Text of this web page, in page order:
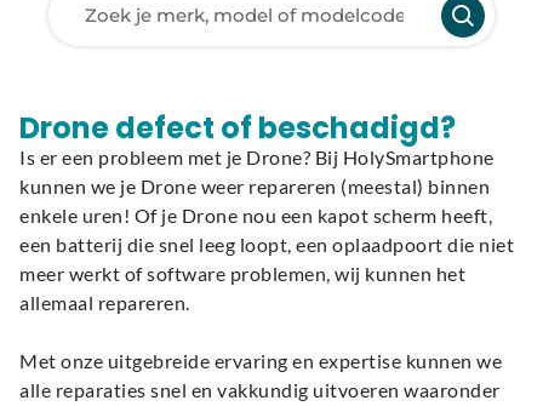
Drone defect of beschadigd?
Is er een probleem met je Drone? Bij HolySmartphone
kunnen we je Drone weer repareren (meestal) binnen
enkele uren! Of je Drone nou een kapot scherm heeft,
een batterij die snel leeg loopt, een oplaadpoort die niet
meer werkt of software problemen, wij kunnen het
allemaal repareren.
Met onze uitgebreide ervaring en expertise kunnen we
alle reparaties snel en vakkundig uitvoeren waaronder